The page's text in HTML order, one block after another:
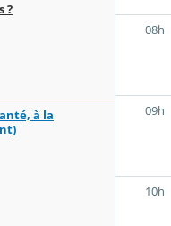
?
à la
08h
09h
10h